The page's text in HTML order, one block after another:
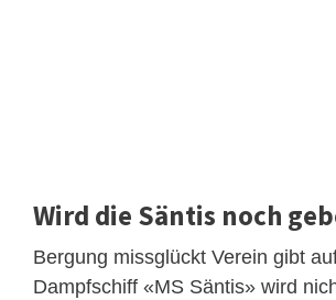
Wird die Säntis noch
Bergung missglückt Verein gibt
Dampfschiff «MS Säntis» wird